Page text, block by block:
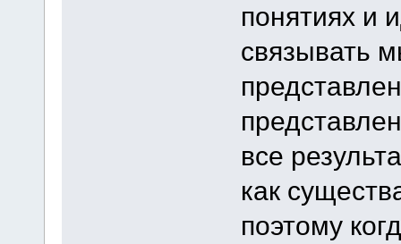
понятиях и
связывать
все
как
поэтому